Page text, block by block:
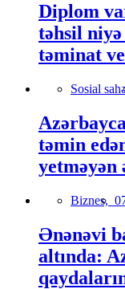
Diplom
təhsil
təminat
Sosial
təmin
yetməyən
Biznes,
Ənənəvi
altında: